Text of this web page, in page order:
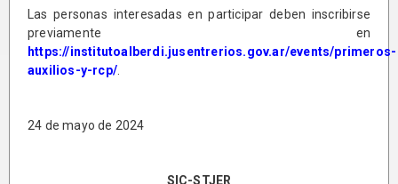
Las personas interesadas en participar deben inscribirse
previamente en
https://institutoalberdi.jusentrerios.gov.ar/events/primeros-
auxilios-y-rcp/.
24 de mayo de 2024
SIC-STJER